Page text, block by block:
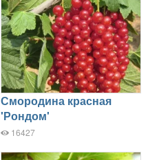
Смородина красная
'Рондом'
16427